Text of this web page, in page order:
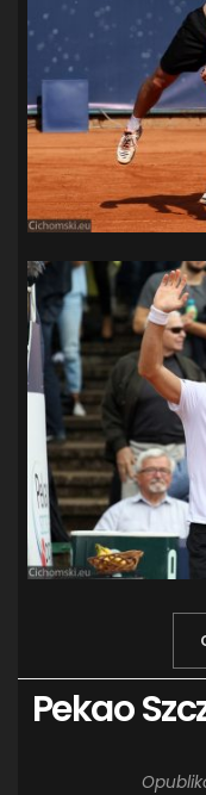
Pekao